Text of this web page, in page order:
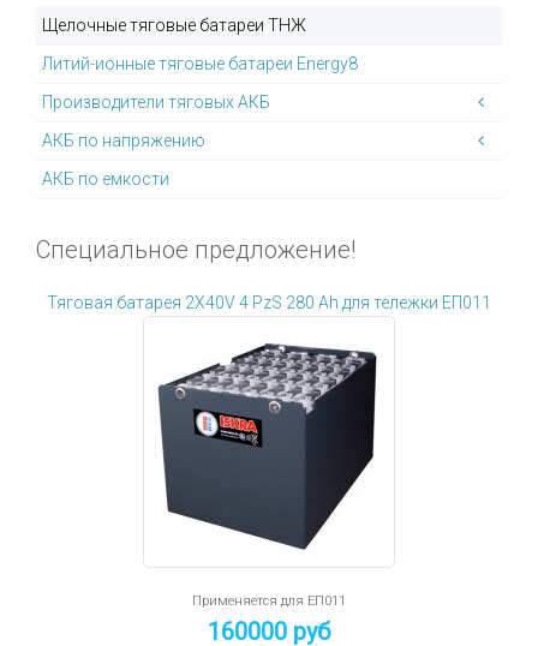
Щелочные тяговые батареи ТНЖ
Литий-ионные тяговые батареи Energy8
Производители тяговых АКБ
АКБ по напряжению
АКБ по емкости
Специальное предложение!
Тяговая батарея 2X40V 4 PzS 280 Ah для тележки ЕП011
Применяется для ЕП011
160000 руб